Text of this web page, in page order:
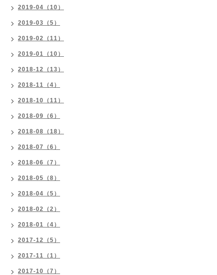
2019-04（10）
2019-03（5）
2019-02（11）
2019-01（10）
2018-12（13）
2018-11（4）
2018-10（11）
2018-09（6）
2018-08（18）
2018-07（6）
2018-06（7）
2018-05（8）
2018-04（5）
2018-02（2）
2018-01（4）
2017-12（5）
2017-11（1）
2017-10（7）